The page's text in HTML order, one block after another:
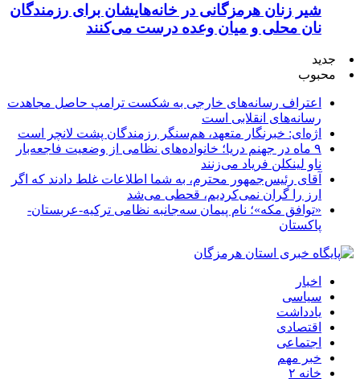
شیر زنان هرمزگانی در خانه‌هایشان برای رزمندگان
نان محلی و میان وعده درست می‌کنند
جدید
محبوب
اعتراف رسانه‌های خارجی به شکست ترامپ حاصل مجاهدت
رسانه‌های انقلابی است
اژه‌ای: خبرنگار متعهد، هم‌سنگر رزمندگان پشت لانچر است
۹ ماه در جهنم دریا؛ خانواده‌های نظامی از وضعیت فاجعه‌بار
ناو لینکلن فریاد می‌زنند
آقای رئیس‌جمهور محترم، به شما اطلاعات غلط دادند که اگر
ارز را گران نمی‌کردیم، قحطی می‌شد
«توافق مکه»؛ نام پیمان سه‌جانبه نظامی ترکیه-عربستان-
پاکستان
اخبار
سیاسی
یادداشت
اقتصادی
اجتماعی
خبر مهم
خانه ۲